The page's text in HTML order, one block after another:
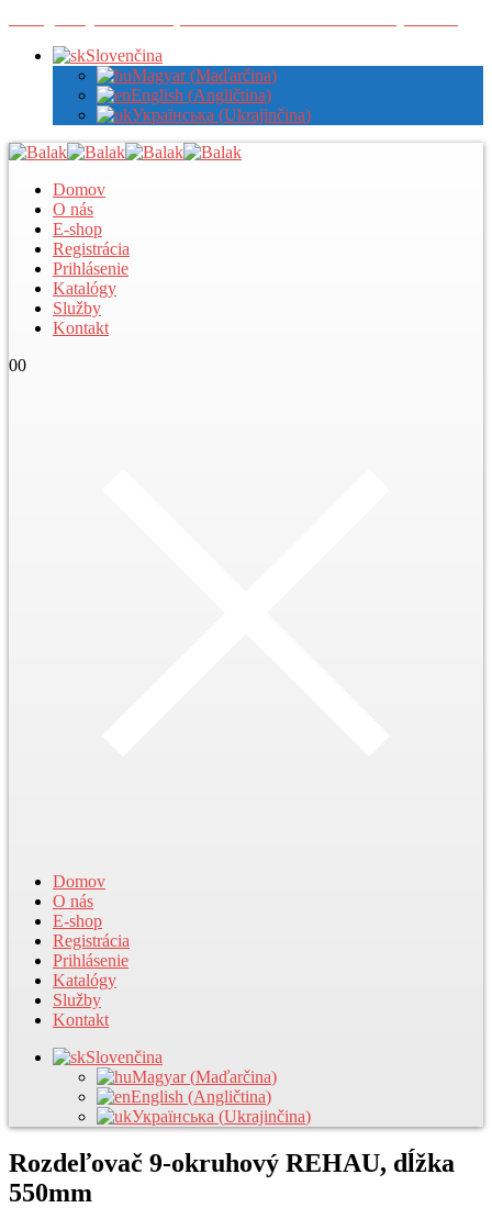
Slovenčina
Magyar (Maďarčina)
English (Angličtina)
Українська (Ukrajinčina)
Domov
O nás
E-shop
Registrácia
Prihlásenie
Katalógy
Služby
Kontakt
00
Domov
O nás
E-shop
Registrácia
Prihlásenie
Katalógy
Služby
Kontakt
Slovenčina
Magyar (Maďarčina)
English (Angličtina)
Українська (Ukrajinčina)
Rozdeľovač 9-okruhový REHAU, dĺžka
550mm